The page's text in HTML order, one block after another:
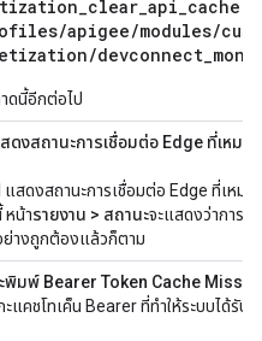
apigee/modules/
ดนี้อีกต่อไป
ดงสถานะการเชื่อมต่อ Edge ที่เหมา
สดงสถานะการเชื่อมต่อ Edge ที่เหมา
หน้ารายงาน > สถานะจะแสดงว่าการเ
างถูกต้องแล้วก็ตาม
พิมพ์ Bearer Token Cache Miss
แคชโทเค็น Bearer ที่ทำให้ระบบได้รับโ